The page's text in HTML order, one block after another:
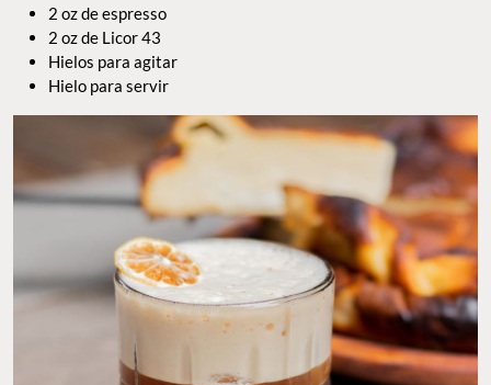
2 oz de espresso
2 oz de Licor 43
Hielos para agitar
Hielo para servir